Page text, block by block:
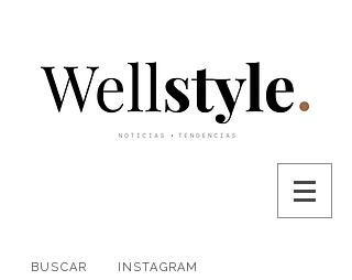
BUSCAR INSTAGRAM